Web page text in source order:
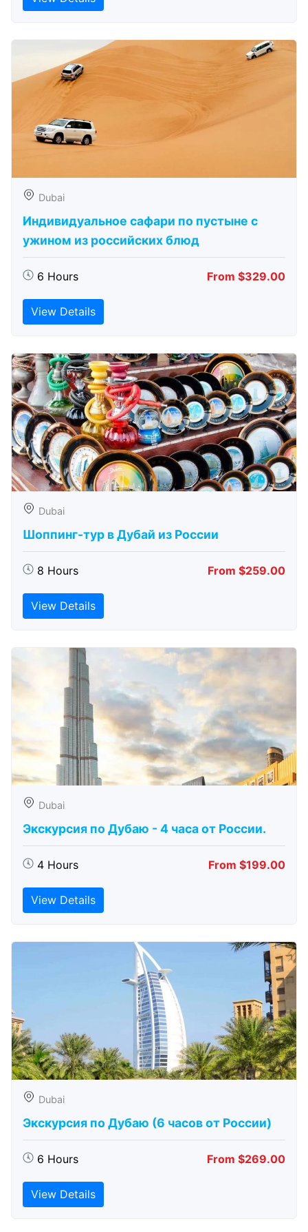
Dubai
Индивидуальное сафари по пустыне с
ужином из российских блюд
6 Hours From $329.00
View Details
Dubai
Шоппинг-тур в Дубай из России
8 Hours From $259.00
View Details
Dubai
Экскурсия по Дубаю - 4 часа от России.
4 Hours From $199.00
View Details
Dubai
Экскурсия по Дубаю (6 часов от России)
6 Hours From $269.00
View Details